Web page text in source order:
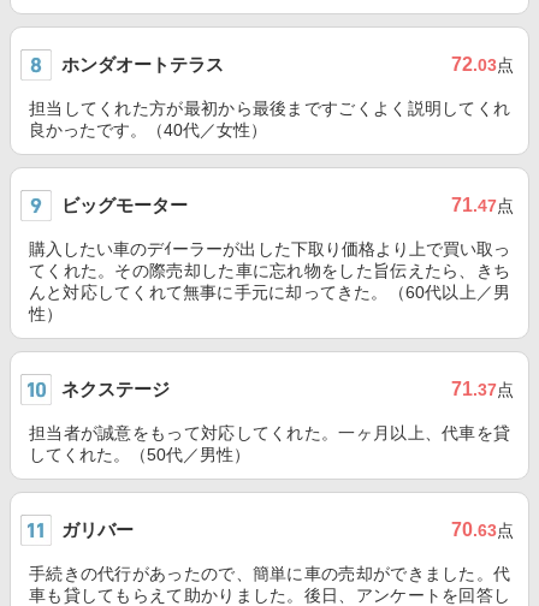
ホンダオートテラス 72.03点
担当してくれた方が最初から最後まですごくよく説明してくれ
良かったです。（40代／女性）
ビッグモーター 71.47点
購入したい車のデｲーラーが出した下取り価格より上で買い取っ
てくれた。その際売却した車に忘れ物をした旨伝えたら、きち
んと対応してくれて無事に手元に却ってきた。（60代以上／男
性）
ネクステージ 71.37点
担当者が誠意をもって対応してくれた。一ヶ月以上、代車を貸
してくれた。（50代／男性）
ガリバー 70.63点
手続きの代行があったので、簡単に車の売却ができました。代
車も貸してもらえて助かりました。後日、アンケートを回答し